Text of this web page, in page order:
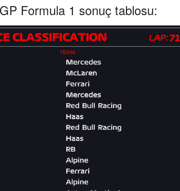
Formula 1 sonuç tablosu: